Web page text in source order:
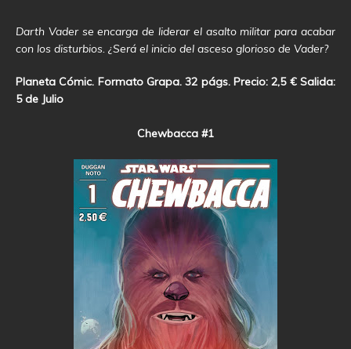
Darth Vader se encarga de liderar el asalto militar para acabar
con los disturbios. ¿Será el inicio del asceso glorioso de Vader?
Planeta Cómic. Formato Grapa. 32 págs. Precio: 2,5 € Salida:
5 de Julio
Chewbacca #1